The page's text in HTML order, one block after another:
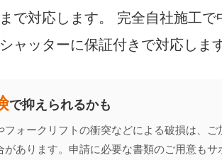
で対応します。 完全自社施工で
ッターに保証付きで対応します
で抑えられるかも
フォークリフトの衝突などによる破損は、ご
あります。申請に必要な書類のご用意もサ